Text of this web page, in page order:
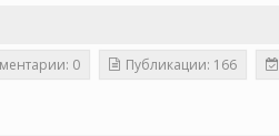
0 Публикации: 166